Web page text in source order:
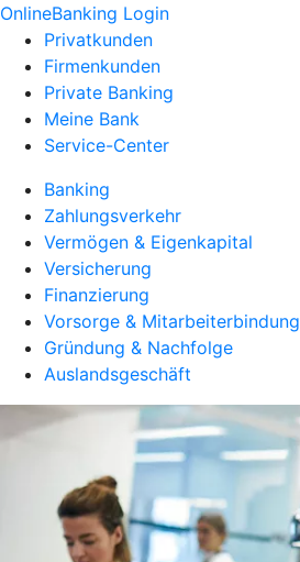
OnlineBanking Login
Privatkunden
Firmenkunden
Private Banking
Meine Bank
Service-Center
Banking
Zahlungsverkehr
Vermögen & Eigenkapital
Versicherung
Finanzierung
Vorsorge & Mitarbeiterbindung
Gründung & Nachfolge
Auslandsgeschäft